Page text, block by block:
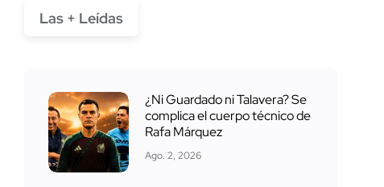
Las + Leídas
¿Ni Guardado ni Talavera? Se
complica el cuerpo técnico de
Rafa Márquez
Ago. 2, 2026